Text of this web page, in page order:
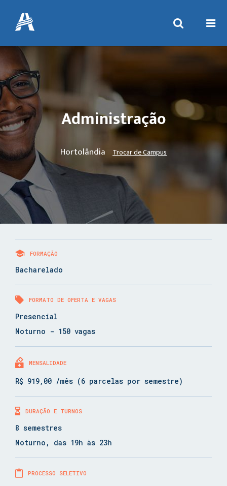
Administração
Hortolândia Trocar de Campus
FORMAÇÃO
Bacharelado
FORMATO DE OFERTA E VAGAS
Presencial
Noturno - 150 vagas
MENSALIDADE
R$ 919,00 /mês (6 parcelas por semestre)
DURAÇÃO E TURNOS
8 semestres
Noturno, das 19h às 23h
PROCESSO SELETIVO